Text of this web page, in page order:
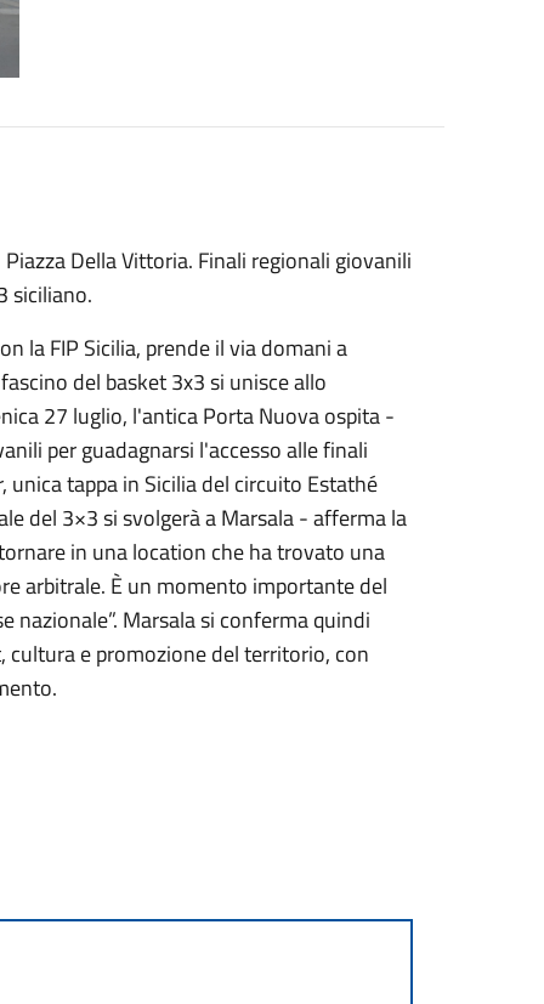
Della Vittoria. Finali regionali giovanili
siciliano.
la FIP Sicilia, prende il via domani a
del basket 3x3 si unisce allo
27 luglio, l'antica Porta Nuova ospita -
per guadagnarsi l'accesso alle finali
tappa in Sicilia del circuito Estathé
del 3×3 si svolgerà a Marsala - afferma la
in una location che ha trovato una
arbitrale. È un momento importante del
nazionale”. Marsala si conferma quindi
cultura e promozione del territorio, con